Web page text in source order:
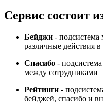
Сервис состоит
Бейджи - подсистема
различные действия
Спасибо -
между сотрудниками
Рейтинги -
бейджей, спасибо и